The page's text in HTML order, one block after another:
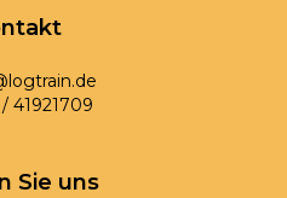
/ 41921709
Sie uns